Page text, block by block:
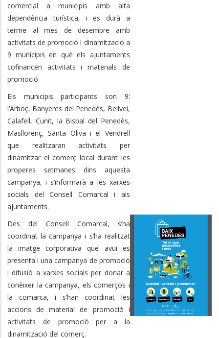
comercial a municipis amb alta
dependència turística, i es durà a
terme al mes de desembre amb
activitats de promoció i dinamització a
9 municipis en què els ajuntaments
cofinancen activitats i materials de
promoció.
Els municipis participants son 9:
l’Arboç, Banyeres del Penedès, Bellvei,
Calafell, Cunit, la Bisbal del Penedès,
Masllorenç, Santa Oliva i el Vendrell
que realitzaran activitats per
dinamitzar el comerç local durant les
properes setmanes dins aquesta
campanya, i s’informarà a les xarxes
socials del Consell Comarcal i als
ajuntaments.
Des del Consell Comarcal, s’ha
coordinat la campanya i s’ha realitzat
la imatge corporativa que avui es
presenta i una campanya de promoció
i difusió a xarxes socials per donar a
conèixer la campanya, els comerços i
la comarca, i s’han coordinat les
accions de material de promoció i
activitats de promoció per a la
dinamització del comerç.